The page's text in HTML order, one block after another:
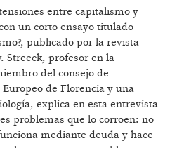
entre capitalismo y
un corto ensayo titulado
publicado por la revista
Streeck, profesor en la
del consejo de
de Florencia y una
explica en esta entrevista
problemas que lo corroen: no
mediante deuda y hace